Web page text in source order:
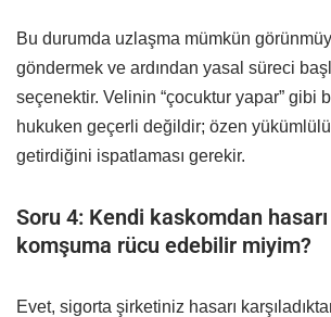
Bu durumda uzlaşma mümkün
göndermek ve ardından yasal süreci
seçenektir. Velinin “çocuktur yapar” gibi
hukuken geçerli değildir; özen
getirdiğini ispatlaması gerekir.
Soru 4: Kendi kaskomdan
komşuma rücu edebilir miyim?
Evet, sigorta şirketiniz hasarı